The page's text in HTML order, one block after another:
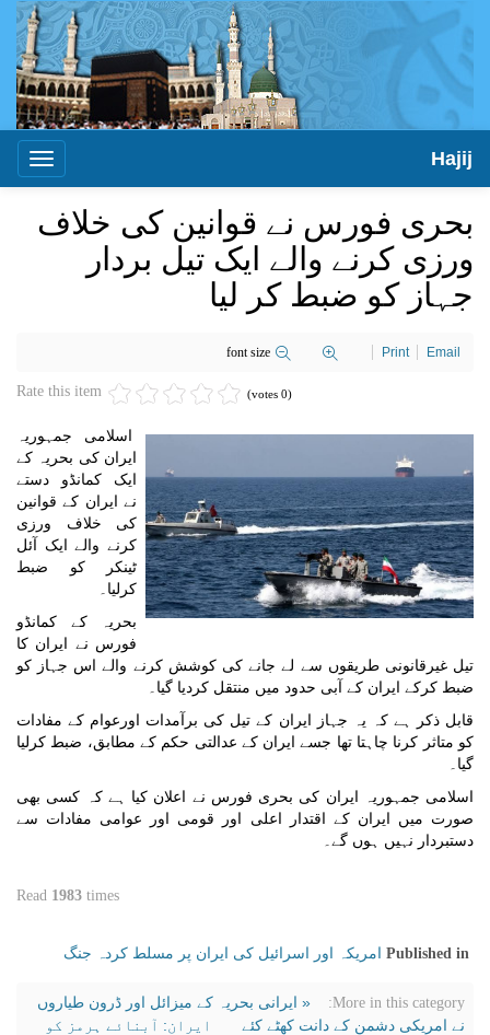
Toggle
Hajij
بحری فورس نے قوانین کی خلاف
ورزی کرنے والے ایک تیل بردار
جہاز کو ضبط کر لیا
font size Print Email
Rate this item (0 votes)
اسلامی جمہوریہ
ایران کی بحریہ کے
ایک کمانڈو دستے
نے ایران کے قوانین
کی خلاف ورزی
کرنے والے ایک آئل
ٹینکر کو ضبط
کرلیا۔
بحریہ کے کمانڈو
فورس نے ایران کا
تیل غیرقانونی طریقوں سے لے جانے کی کوشش کرنے والے اس جہاز کو
ضبط کرکے ایران کے آبی حدود میں منتقل کردیا گیا۔
قابل ذکر ہے کہ یہ جہاز ایران کے تیل کی برآمدات اورعوام کے مفادات
کو متاثر کرنا چاہتا تھا جسے ایران کے عدالتی حکم کے مطابق، ضبط کرلیا
گیا۔
اسلامی جمہوریہ ایران کی بحری فورس نے اعلان کیا ہے کہ کسی بھی
صورت میں ایران کے اقتدار اعلی اور قومی اور عوامی مفادات سے
دستبردار نہیں ہوں گے۔
Read 1983 times
Published in امریکہ اور اسرائیل کی ایران پر مسلط کردہ جنگ
More in this category:
« ایرانی بحریہ کے میزائل اور ڈرون طیاروں
نے امریکی دشمن کے دانت کھٹے کئے
ایران: آبنائے ہرمز کو